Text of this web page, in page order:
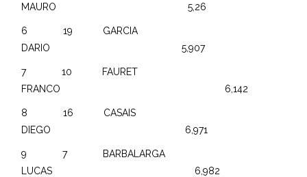
MAURO 5,26
6 19 GARCIA
DARIO 5,907
7 10 FAURET
FRANCO 6,142
8 16 CASAIS
DIEGO 6,971
9 7 BARBALARGA
LUCAS 6,982